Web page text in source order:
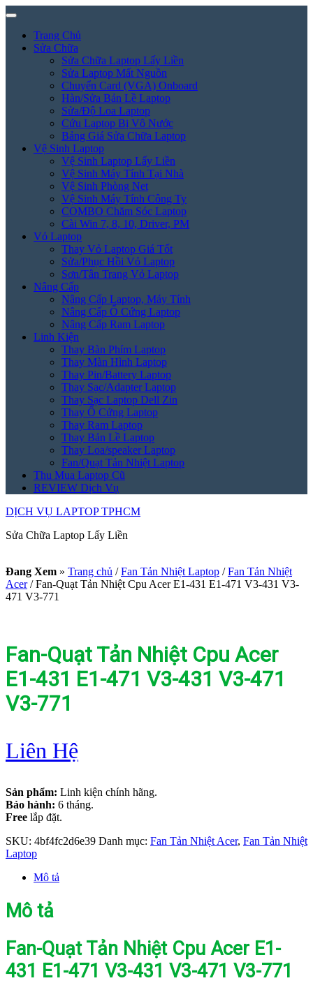
Trang Chủ
Sửa Chữa
Sửa Chữa Laptop Lấy Liền
Sửa Laptop Mất Nguồn
Chuyển Card (VGA) Onboard
Hàn/Sửa Bản Lề Laptop
Sửa/Độ Loa Laptop
Cứu Laptop Bị Vô Nước
Bảng Giá Sửa Chữa Laptop
Vệ Sinh Laptop
Vệ Sinh Laptop Lấy Liền
Vệ Sinh Máy Tính Tại Nhà
Vệ Sinh Phòng Net
Vệ Sinh Máy Tính Công Ty
COMBO Chăm Sóc Laptop
Cài Win 7, 8, 10, Driver, PM
Vỏ Laptop
Thay Vỏ Laptop Giá Tốt
Sửa/Phục Hồi Vỏ Laptop
Sơn/Tân Trang Vỏ Laptop
Nâng Cấp
Nâng Cấp Laptop, Máy Tính
Nâng Cấp Ổ Cứng Laptop
Nâng Cấp Ram Laptop
Linh Kiện
Thay Bàn Phím Laptop
Thay Màn Hình Laptop
Thay Pin/Battery Laptop
Thay Sạc/Adapter Laptop
Thay Sạc Laptop Dell Zin
Thay Ổ Cứng Laptop
Thay Ram Laptop
Thay Bản Lề Laptop
Thay Loa/speaker Laptop
Fan/Quạt Tản Nhiệt Laptop
Thu Mua Laptop Cũ
REVIEW Dịch Vụ
DỊCH VỤ LAPTOP TPHCM
Sửa Chữa Laptop Lấy Liền
Đang Xem » Trang chủ / Fan Tản Nhiệt Laptop / Fan Tản Nhiệt
Acer /Fan-Quạt Tản Nhiệt Cpu Acer E1-431 E1-471 V3-431 V3-
471 V3-771
Fan-Quạt Tản Nhiệt Cpu Acer
E1-431 E1-471 V3-431 V3-471
V3-771
Liên Hệ
Sản phẩm: Linh kiện chính hãng.
Bảo hành: 6 tháng.
Free lắp đặt.
SKU: 4bf4fc2d6e39 Danh mục: Fan Tản Nhiệt Acer, Fan Tản Nhiệt
Laptop
Mô tả
Mô tả
Fan-Quạt Tản Nhiệt Cpu Acer E1-
431 E1-471 V3-431 V3-471 V3-771